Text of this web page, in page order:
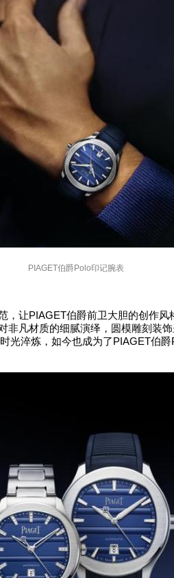
PIAGET伯爵Polo印记腕表
，让PIAGET伯爵前卫大胆的创作风
非凡材质的细腻演绎，圆模雕刻装
光淬炼，如今也成为了PIAGET伯爵